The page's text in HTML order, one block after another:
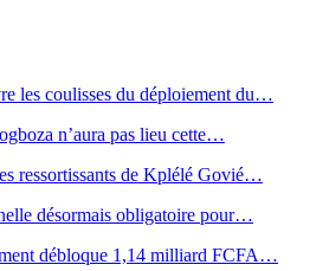
les coulisses du déploiement du…
n’aura pas lieu cette…
ressortissants de Kplélé Govié…
désormais obligatoire pour…
débloque 1,14 milliard FCFA…